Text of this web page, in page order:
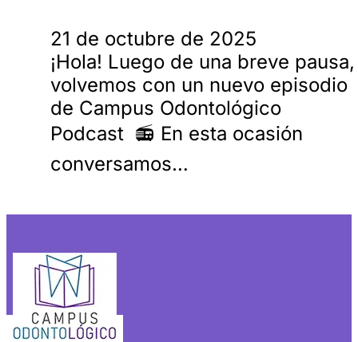
21 de octubre de 2025
¡Hola! Luego de una breve pausa,
volvemos con un nuevo episodio
de Campus Odontológico
Podcast 📻 En esta ocasión
conversamos…